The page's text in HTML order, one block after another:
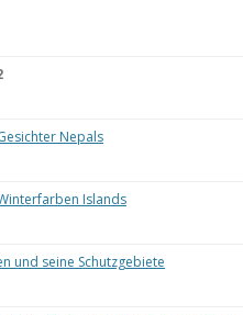
Nepals
Islands
und seine Schutzgebiete